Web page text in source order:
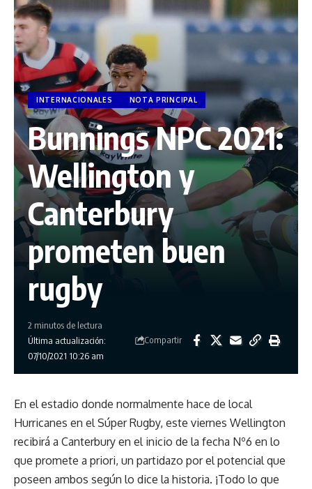
INTERNACIONALES NOTA PRINCIPAL
Bunnings NPC 2021:
Wellington y
Canterbury
prometen buen
rugby
Última actualización:
07/10/2021 10:26 am
2 minutos de lectura
Compartir
En el estadio donde normalmente hace de local
Hurricanes en el Súper Rugby, este viernes Wellington
recibirá a Canterbury en el inicio de la fecha Nº6 en lo
que promete a priori, un partidazo por el potencial que
poseen ambos según lo dice la historia. ¡Todo lo que